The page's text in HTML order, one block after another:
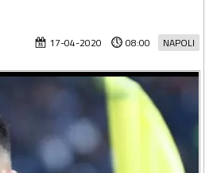
NAPOLI
17-04-2020 08:00